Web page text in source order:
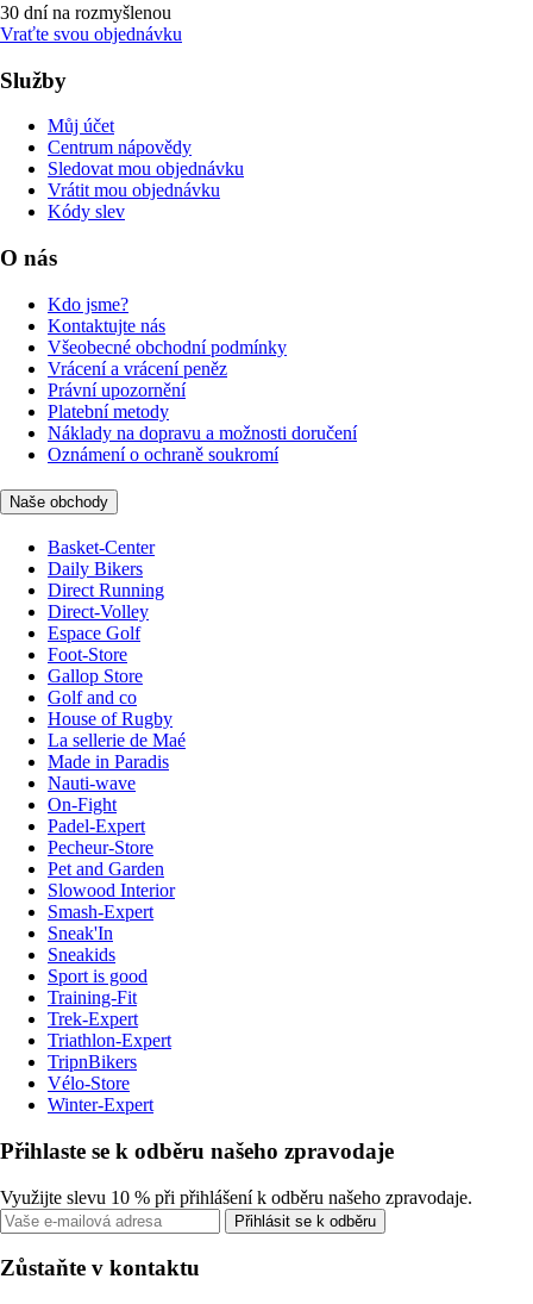
30 dní na rozmyšlenou
Vraťte svou objednávku
Služby
Můj účet
Centrum nápovědy
Sledovat mou objednávku
Vrátit mou objednávku
Kódy slev
O nás
Kdo jsme?
Kontaktujte nás
Všeobecné obchodní podmínky
Vrácení a vrácení peněz
Právní upozornění
Platební metody
Náklady na dopravu a možnosti doručení
Oznámení o ochraně soukromí
Naše obchody
Basket-Center
Daily Bikers
Direct Running
Direct-Volley
Espace Golf
Foot-Store
Gallop Store
Golf and co
House of Rugby
La sellerie de Maé
Made in Paradis
Nauti-wave
On-Fight
Padel-Expert
Pecheur-Store
Pet and Garden
Slowood Interior
Smash-Expert
Sneak'In
Sneakids
Sport is good
Training-Fit
Trek-Expert
Triathlon-Expert
TripnBikers
Vélo-Store
Winter-Expert
Přihlaste se k odběru našeho zpravodaje
Využijte slevu 10 % při přihlášení k odběru našeho zpravodaje.
Přihlásit se k odběru
Zůstaňte v kontaktu